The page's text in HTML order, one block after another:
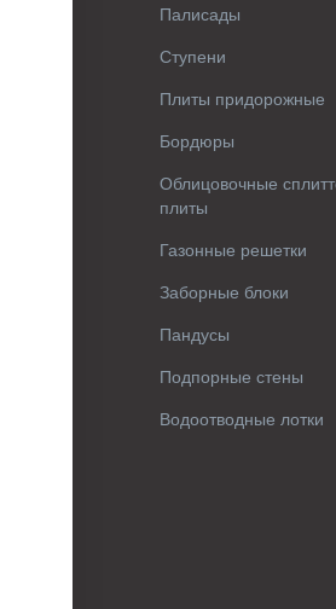
Палисады
Ступени
Плиты придорожные
Бордюры
Облицовочные
плиты
Газонные решетки
Заборные блоки
Пандусы
Подпорные стены
Водоотводные лотки